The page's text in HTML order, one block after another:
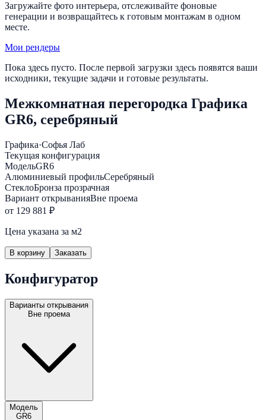
Загружайте фото интерьера, отслеживайте фоновые
генерации и возвращайтесь к готовым монтажам в одном
месте.
Мои рендеры
Пока здесь пусто. После первой загрузки здесь появятся ваши
исходники, текущие задачи и готовые результаты.
Межкомнатная перегородка Графика
GR6, серебряный
Графика·Софья Лаб
Текущая конфигурация
МодельGR6
Алюминиевый профильСеребряный
СтеклоБронза прозрачная
Вариант открыванияВне проема
от 129 881 ₽
Цена указана за м2
В корзину Заказать
Конфигуратор
Варианты открывания
Вне проема
Модель
GR6